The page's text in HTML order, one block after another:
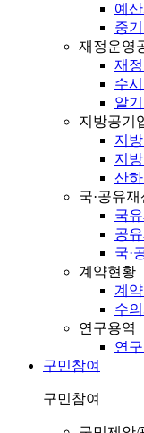
예
중
재정운영
재정
수시
알
지방공기
지
지
산
국·공유재
국
공
국·
계약현황
계
수
연구용역
연
구민참여
구민참여